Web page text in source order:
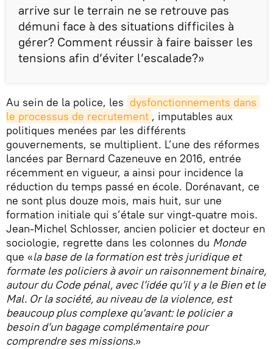
arrive sur le terrain ne se retrouve pas
démuni face à des situations difficiles à
gérer? Comment réussir à faire baisser les
tensions afin d’éviter l’escalade?»
Au sein de la police, les dysfonctionnements dans
le processus de recrutement , imputables aux
politiques menées par les différents
gouvernements, se multiplient. L’une des réformes
lancées par Bernard Cazeneuve en 2016, entrée
récemment en vigueur, a ainsi pour incidence la
réduction du temps passé en école. Dorénavant, ce
ne sont plus douze mois, mais huit, sur une
formation initiale qui s’étale sur vingt-quatre mois.
Jean-Michel Schlosser, ancien policier et docteur en
sociologie, regrette dans les colonnes du Monde
que «la base de la formation est très juridique et
formate les policiers à avoir un raisonnement binaire,
autour du Code pénal, avec l’idée qu’il y a le Bien et le
Mal. Or la société, au niveau de la violence, est
beaucoup plus complexe qu’avant: le policier a
besoin d’un bagage complémentaire pour
comprendre ses missions.»